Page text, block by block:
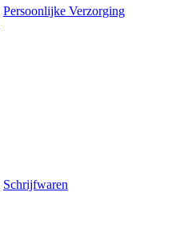
Persoonlijke Verzorging
Schrijfwaren